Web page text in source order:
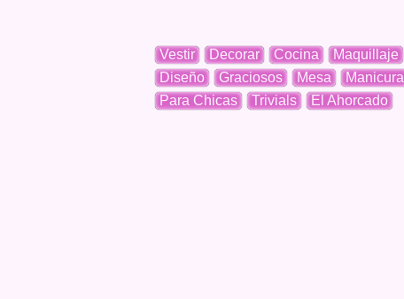
Vestir Decorar Cocina Maquillaje
Diseño
Graciosos Mesa Manicura
Para Chicas
Trivials El Ahorcado